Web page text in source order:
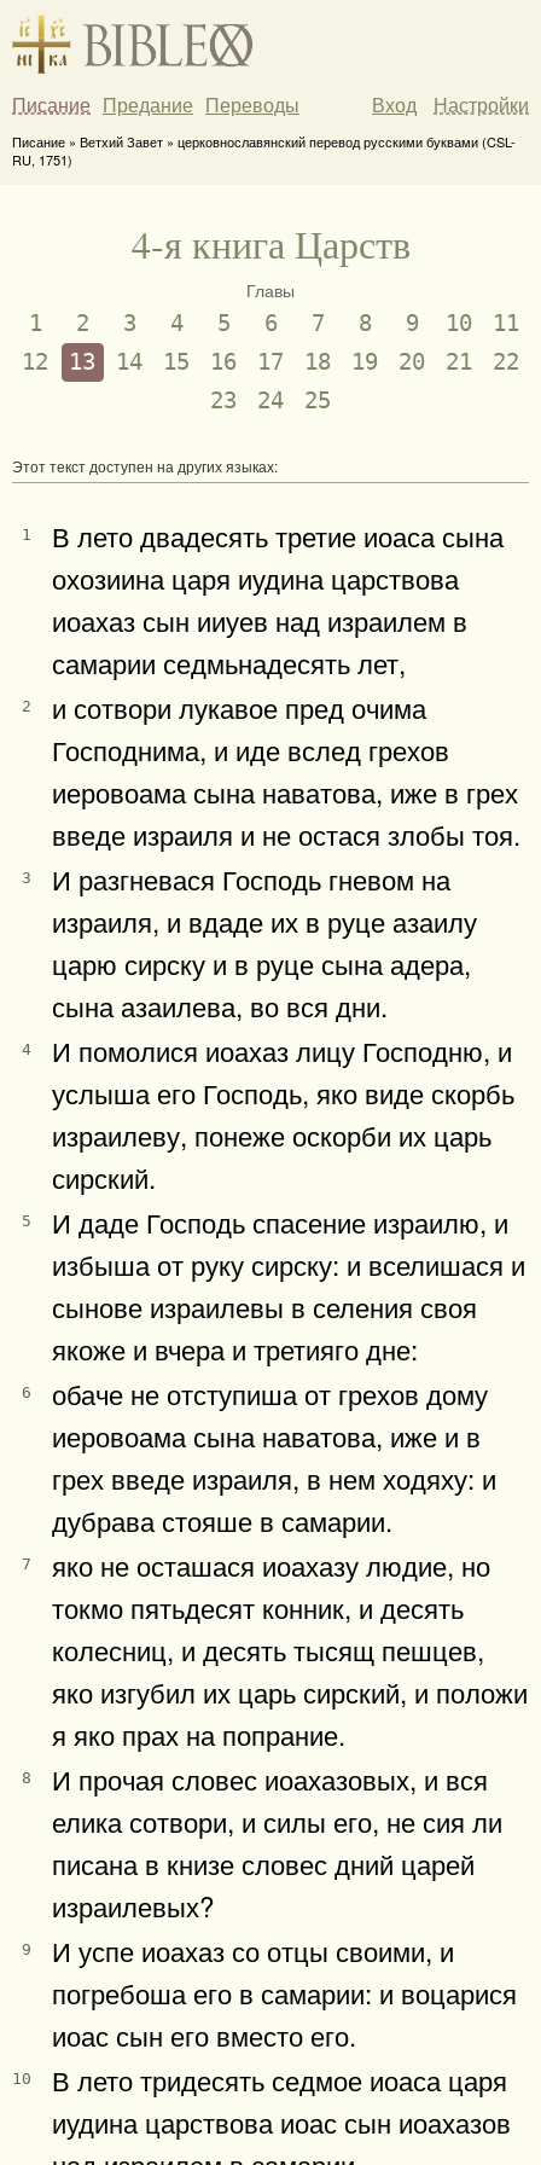
Писание Предание Переводы Вход Настройки
Писание » Ветхий Завет » церковнославянский перевод русскими буквами (CSL-
RU, 1751)
4-я книга Царств
Главы
1 2 3 4 5 6 7 8 9 10
11
12
13 14 15 16 17 18 19 20 21
22
23
24 25
Этот текст доступен на других языках:
1
В лето двадесять третие иоаса сына
охозиина царя иудина царствова
иоахаз сын ииуев над израилем в
самарии седмьнадесять лет,
2
и сотвори лукавое пред очима
Господнима, и иде вслед грехов
иеровоама сына наватова, иже в грех
введе израиля и не остася злобы тоя.
3
И разгневася Господь гневом на
израиля, и вдаде их в руце азаилу
царю сирску и в руце сына адера,
сына азаилева, во вся дни.
4
И помолися иоахаз лицу Господню, и
услыша его Господь, яко виде скорбь
израилеву, понеже оскорби их царь
сирский.
5
И даде Господь спасение израилю, и
избыша от руку сирску: и вселишася и
сынове израилевы в селения своя
якоже и вчера и третияго дне:
6
обаче не отступиша от грехов дому
иеровоама сына наватова, иже и в
грех введе израиля, в нем ходяху: и
дубрава стояше в самарии.
7
яко не осташася иоахазу людие, но
токмо пятьдесят конник, и десять
колесниц, и десять тысящ пешцев,
яко изгубил их царь сирский, и положи
я яко прах на попрание.
8
И прочая словес иоахазовых, и вся
елика сотвори, и силы его, не сия ли
писана в книзе словес дний царей
израилевых?
9
И успе иоахаз со отцы своими, и
погребоша его в самарии: и воцарися
иоас сын его вместо его.
10
В лето тридесять седмое иоаса царя
иудина царствова иоас сын иоахазов